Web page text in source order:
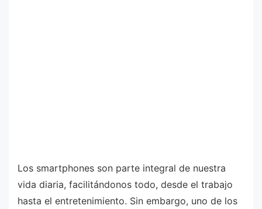
Los smartphones son parte integral de nuestra
vida diaria, facilitándonos todo, desde el trabajo
hasta el entretenimiento. Sin embargo, uno de los